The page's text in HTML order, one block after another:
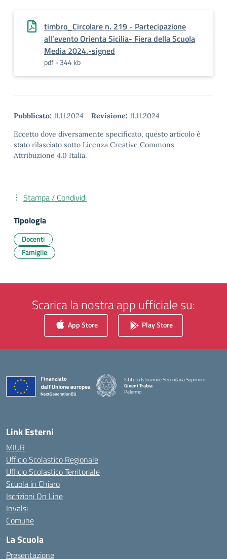
timbro_Circolare n. 219 - Partecipazione
all’evento Orienta Sicilia- Fiera della Scuola
Media 2024.-signed
pdf - 344 kb
Pubblicato: 11.11.2024 - Revisione: 11.11.2024
Eccetto dove diversamente specificato, questo articolo è
stato rilasciato sotto Licenza Creative Commons
Attribuzione 4.0 Italia.
Stampa / Condividi
Tipologia
Docenti
Famiglie
Scarica la nostra app ufficiale su:
App Store Play Store
Istituto Istruzione Secondaria Superiore
Gioeni Trabia
Palermo
Link Esterni
MIUR
Ufficio Scolastico Regionale
Ufficio Scolastico Territoriale
Scuola in Chiaro
Iscrizioni On Line
Invalsi
Comune
La Scuola
Presentazione